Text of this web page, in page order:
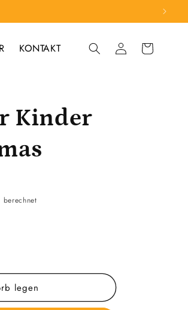
KONTAKT EinloggenWarenkorb
Kinder
legen